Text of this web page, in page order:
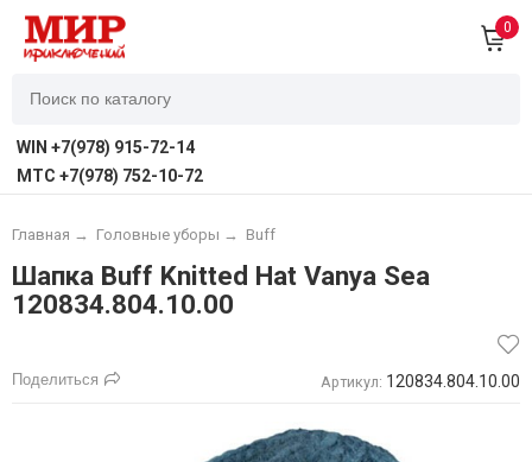
0
WIN +7(978) 915-72-14
MTC +7(978) 752-10-72
Главная → Головные уборы → Buff
Шапка Buff Knitted Hat Vanya Sea
120834.804.10.00
Поделиться Артикул: 120834.804.10.00